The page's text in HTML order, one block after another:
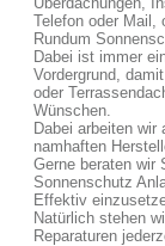
Telefon oder Mail,
Rundum
Dabei ist immer
Vordergrund,
oder
Wünschen.
Dabei arbeiten
namhaften
Gerne beraten wir
Sonnenschutz
Effektiv
Natürlich stehen
Reparaturen